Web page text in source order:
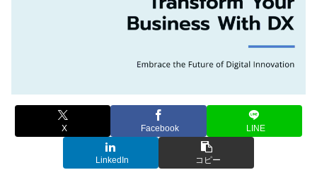
X Facebook LINE
LinkedIn コピー